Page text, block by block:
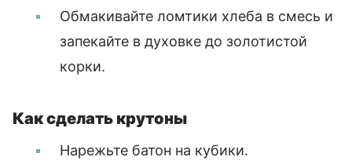
Обмакивайте ломтики хлеба в смесь и
запекайте в духовке до золотистой
корки.
Как сделать крутоны
Нарежьте батон на кубики.